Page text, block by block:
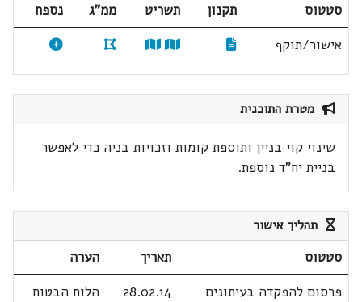
סטטוס תקנון תשריט ממ"ג
נספח
אישור/תוקף
מטרת התוכנית
שינוי קוי בניין ותוספת קומות וזכויות בניה כדי לאפשר
בניית יח"ד נוספת.
תהליך אישור
סטטוס תאריך
הערה
פרסום להפקדה בעיתונים
28.02.14
הלוח הבטוח